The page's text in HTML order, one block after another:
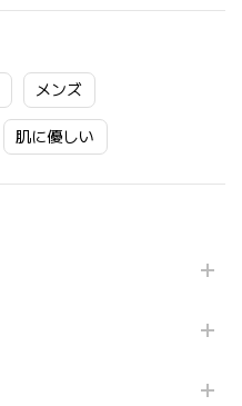
メンズ
肌に優しい